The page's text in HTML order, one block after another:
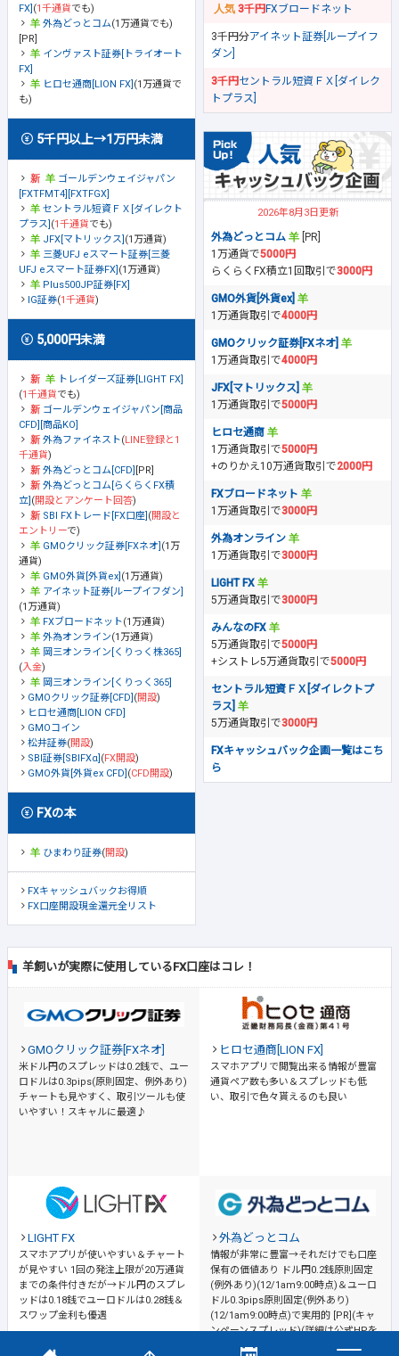
FX] (1千通貨でも)
外為どっとコム(1万通貨でも)
[PR]
インヴァスト証券[トライオート
FX]
ヒロセ通商[LION FX] (1万通貨で
も)
5千円以上→1万円未満
ゴールデンウェイジャパン
[FXTFMT4][FXTFGX]
セントラル短資ＦＸ[ダイレクト
プラス] (1千通貨でも)
JFX[マトリックス] (1万通貨)
三菱UFJ eスマート証券[三菱
UFJ eスマート証券FX] (1万通貨)
Plus500JP証券[FX]
IG証券(1千通貨)
5,000円未満
トレイダーズ証券[LIGHT FX]
(1千通貨でも)
ゴールデンウェイジャパン[商品
CFD][商品KO]
外為ファイネスト(LINE登録と1
千通貨)
外為どっとコム[CFD] [PR]
外為どっとコム[らくらくFX積
立] (開設とアンケート回答)
SBI FXトレード[FX口座] (開設と
エントリーで)
GMOクリック証券[FXネオ] (1万
通貨)
GMO外貨[外貨ex] (1万通貨)
アイネット証券[ループイフダン]
(1万通貨)
FXブロードネット(1万通貨)
外為オンライン(1万通貨)
岡三オンライン[くりっく株365]
(入金)
岡三オンライン[くりっく365]
GMOクリック証券[CFD] (開設)
ヒロセ通商[LION CFD]
GMOコイン
松井証券(開設)
SBI証券[SBIFXα] (FX開設)
GMO外貨[外貨ex CFD] (CFD開設)
FXの本
ひまわり証券(開設)
FXキャッシュバックお得順
FX口座開設現金還元全リスト
3千円FXブロードネット
3千円分アイネット証券[ループイフ
ダン]
3千円セントラル短資ＦＸ[ダイレク
トプラス]
2026年8月3日更新
外為どっとコム
[PR]
1万通貨で5000円
らくらくFX積立1回取引で3000円
GMO外貨[外貨ex]
1万通貨取引で4000円
GMOクリック証券[FXネオ]
1万通貨取引で4000円
JFX[マトリックス]
1万通貨取引で5000円
ヒロセ通商
1万通貨取引で5000円
+のりかえ10万通貨取引で2000円
FXブロードネット
1万通貨取引で3000円
外為オンライン
1万通貨取引で3000円
LIGHT FX
5万通貨取引で3000円
みんなのFX
5万通貨取引で5000円
+シストレ5万通貨取引で5000円
セントラル短資ＦＸ[ダイレクトプ
ラス]
5万通貨取引で3000円
FXキャッシュバック企画一覧はこち
ら
羊飼いが実際に使用しているFX口座はコレ！
GMOクリック証券[FXネオ]
米ドル円のスプレッドは0.2銭で、ユー
ロドルは0.3pips(原則固定、例外あり)
チャートも見やすく、取引ツールも使
いやすい！スキャルに最適♪
ヒロセ通商[LION FX]
スマホアプリで閲覧出来る情報が豊富
通貨ペア数も多い＆スプレッドも低
い、取引で色々貰えるのも良い
LIGHT FX
スマホアプリが使いやすい＆チャート
が見やすい 1回の発注上限が20万通貨
までの条件付きだが→ドル円のスプレ
ッドは0.18銭でユーロドルは0.28銭＆
スワップ金利も優遇
外為どっとコム
情報が非常に豊富→それだけでも口座
保有の価値あり
ドル円0.2銭原則固定
(例外あり)(12/1am9:00時点)＆ユーロ
ドル0.3pips原則固定(例外あり)
(12/1am9:00時点)で実用的 [PR](キャ
ンペーンスプレッド)(詳細は公式HPを
ご確認ください)